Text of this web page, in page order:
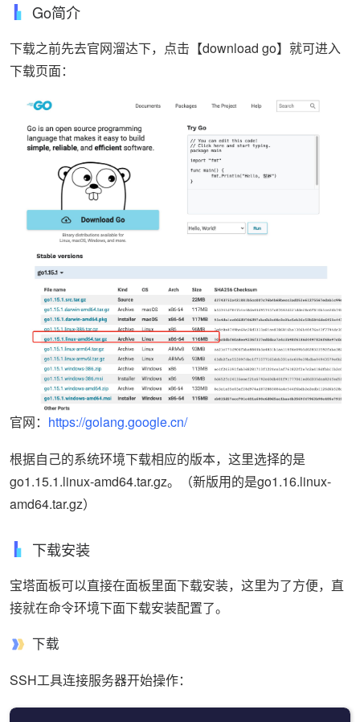
Go简介
下载之前先去官网溜达下，点击【download go】就可进入
下载页面：
官网： https://golang.google.cn/
根据自己的系统环境下载相应的版本，这里选择的是
go1.15.1.linux-amd64.tar.gz。（新版用的是go1.16.linux-
amd64.tar.gz）
下载安装
宝塔面板可以直接在面板里面下载安装，这里为了方便，直
接就在命令环境下面下载安装配置了。
下载
SSH工具连接服务器开始操作：